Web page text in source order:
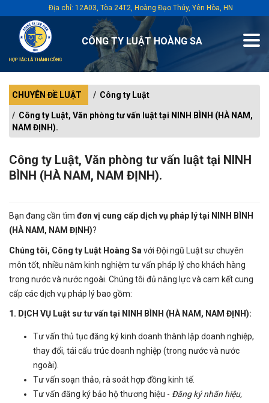
CÔNG TY LUẬT HOÀNG SA
Địa chỉ: 12A03, Tòa 24T2, Hoàng Đạo Thúy, Yên Hòa, HN
CHUYÊN ĐỀ LUẬT Công ty Luật
Công ty Luật, Văn phòng tư vấn luật tại NINH BÌNH (HÀ NAM,
NAM ĐỊNH).
Công ty Luật, Văn phòng tư vấn luật tại NINH
BÌNH (HÀ NAM, NAM ĐỊNH).
Bạn đang cần tìm đơn vị cung cấp dịch vụ pháp lý tại NINH BÌNH
(HÀ NAM, NAM ĐỊNH)?
Chúng tôi, Công ty Luật Hoàng Sa với Đội ngũ Luật sư chuyên
môn tốt, nhiều năm kinh nghiệm tư vấn pháp lý cho khách hàng
trong nước và nước ngoài. Chúng tôi đủ năng lực và cam kết cung
cấp các dịch vụ pháp lý bao gồm:
1. DỊCH VỤ Luật sư tư vấn tại NINH BÌNH (HÀ NAM, NAM ĐỊNH):
Tư vấn thủ tục đăng ký kinh doanh thành lập doanh nghiệp,
thay đổi, tái cấu trúc doanh nghiệp (trong nước và nước
ngoài).
Tư vấn soạn thảo, rà soát hợp đồng kinh tế.
Tư vấn đăng ký bảo hộ thương hiệu - Đăng ký nhãn hiệu,